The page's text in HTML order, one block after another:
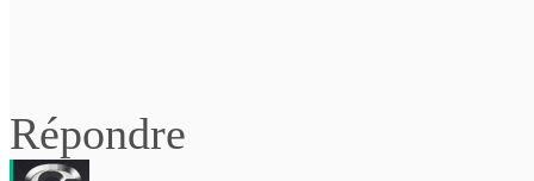
Répondre